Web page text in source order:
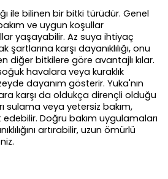
ile bilinen bir bitki türüdür. Genel
ve uygun koşullar
yaşayabilir. Az suya ihtiyaç
karşı dayanıklılığı, onu
diğer bitkilere göre avantajlı kılar.
havalara veya kuraklık
dayanım gösterir. Yuka'nın
karşı da oldukça dirençli olduğu
sulama veya yetersiz bakım,
edebilir. Doğru bakım uygulamaları
artırabilir, uzun ömürlü